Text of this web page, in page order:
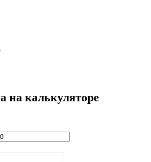
на калькуляторе